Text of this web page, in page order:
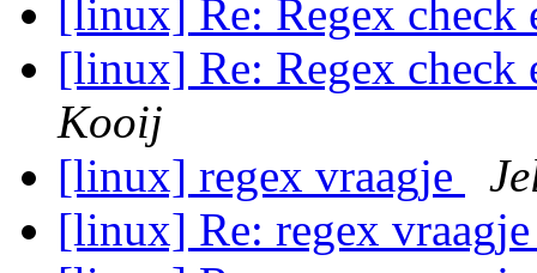
[linux] Re: Regex check
[linux] Re: Regex check
Kooij
[linux] regex vraagje
[linux] Re: regex